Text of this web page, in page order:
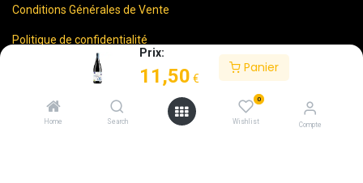
Prix:
11,50 €
Panier
Home Search
0
Wishlist Compte
Conditions Générales de Vente
Politique de confidentialité
Mentions Légales